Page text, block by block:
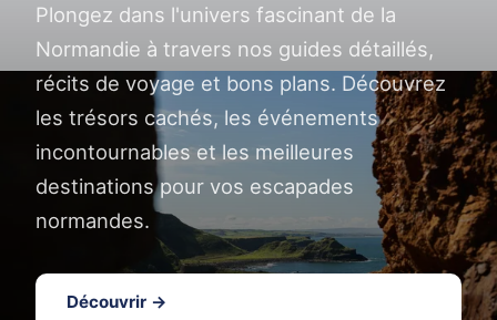
Plongez dans l'univers fascinant de la
Normandie à travers nos guides détaillés,
récits de voyage et bons plans. Découvrez
les trésors cachés, les événements
incontournables et les meilleures
destinations pour vos escapades
normandes.
Découvrir →